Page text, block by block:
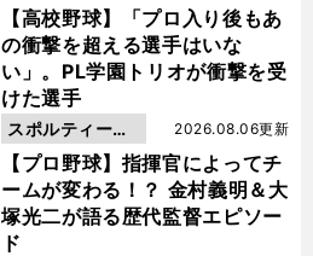
【高校野球】「プロ入り後もあ
の衝撃を超える選手はいな
い」。PL学園トリオが衝撃を受
けた選手
動画
【プロ野球】指揮官によってチ
ームが変わる！？ 金村義明＆大
塚光二が語る歴代監督エピソー
ド
2026.08.06更新
スポルティーバ
動画